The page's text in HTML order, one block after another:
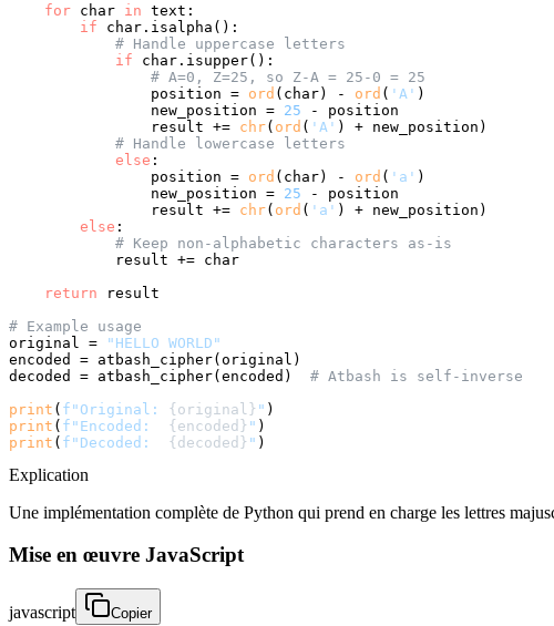
for char in text:
if char.isalpha():
# Handle uppercase letters
if char.isupper():
# A=0, Z=25, so Z-A = 25-0 = 25
                position =
ord (char) - ord ( 'A' )
                new_position =
25 - position
                result +=
chr( ord ( 'A' ) + new_position)
# Handle lowercase letters
else :
                position =
ord (char) - ord ( 'a' )
                new_position =
25 - position
                result +=
chr( ord ( 'a' ) + new_position)
else :
# Keep non-alphabetic characters as-is
            result += char
return result
# Example usage
original =
"HELLO WORLD"
encoded = atbash_cipher(original)
decoded = atbash_cipher(encoded) # Atbash is self-inverse
print ( f"Original: {original} "
print ( f"Encoded: {encoded} "
print ( f"Decoded: {decoded} " )
Explication
Une implémentation complète de Python qui prend en charge les lettres
Mise en œuvre JavaScript
javascript Copier